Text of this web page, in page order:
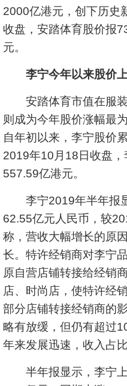
2000亿港元，创下历史
收盘，安踏体育股价报
元。
李宁今年以来股价
安踏体育市值在服装
则成为今年股价涨幅最
自年初以来，李宁股价
2019年10月18日收盘
557.59亿港元。
李宁2019年半年报
62.55亿元人民币，较
称，营收大幅增长的原
长。特许经销商对李宁
原自营店铺转接给经销
店、时尚店，使特许经
部分店铺转接经销商的
略有放缓，但仍有超过
年来发展迅速，收入占
半年报显示，李宁上